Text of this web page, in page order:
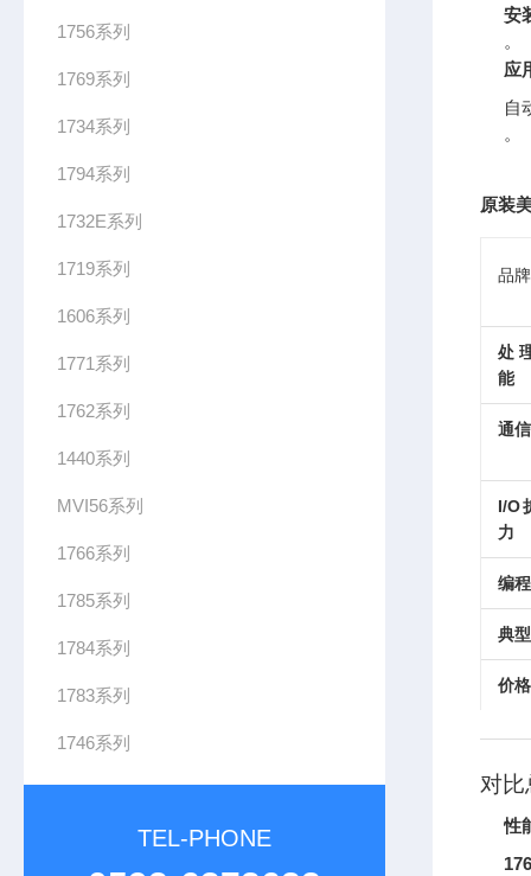
1756系列
1769系列
1734系列
1794系列
1732E系列
1719系列
1606系列
1771系列
1762系列
1440系列
MVI56系列
1766系列
1785系列
1784系列
1783系列
1746系列
TEL-PHONE
安
。
应
自
。
原装
品
处
能
通
I/O
力
编
典
价
对比
性